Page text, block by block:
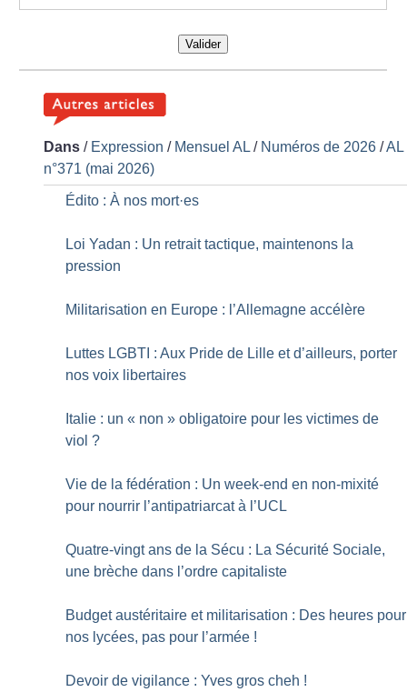
Valider
Dans / Expression / Mensuel AL / Numéros de 2026 /AL
n°371 (mai 2026)
Édito : À nos mort·es
Loi Yadan : Un retrait tactique, maintenons la
pression
Militarisation en Europe : l’Allemagne accélère
Luttes LGBTI : Aux Pride de Lille et d’ailleurs, porter
nos voix libertaires
Italie : un « non » obligatoire pour les victimes de
viol ?
Vie de la fédération : Un week-end en non-mixité
pour nourrir l’antipatriarcat à l’UCL
Quatre-vingt ans de la Sécu : La Sécurité Sociale,
une brèche dans l’ordre capitaliste
Budget austéritaire et militarisation : Des heures pour
nos lycées, pas pour l’armée !
Devoir de vigilance : Yves gros cheh !